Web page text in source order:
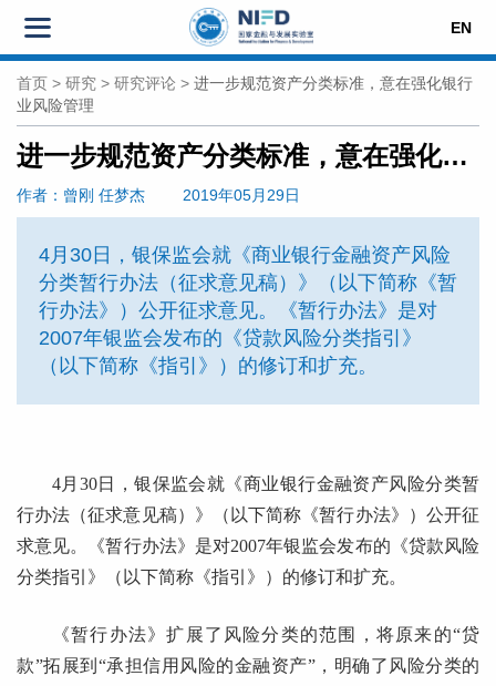
EN
首页 > 研究 > 研究评论 > 进一步规范资产分类标准，意在强化银行
业风险管理
进一步规范资产分类标准，意在强化银行业风险管理
作者 ：曾刚 任梦杰 2019年05月29日
4月30日，银保监会就《商业银行金融资产风险
分类暂行办法（征求意见稿）》（以下简称《暂
行办法》）公开征求意见。《暂行办法》是对
2007年银监会发布的《贷款风险分类指引》
（以下简称《指引》）的修订和扩充。
4月30日，银保监会就《商业银行金融资产风险分类暂
行办法（征求意见稿）》（以下简称《暂行办法》）公开征
求意见。《暂行办法》是对2007年银监会发布的《贷款风险
分类指引》（以下简称《指引》）的修订和扩充。
《暂行办法》扩展了风险分类的范围，将原来的“贷
款”拓展到“承担信用风险的金融资产”，明确了风险分类的